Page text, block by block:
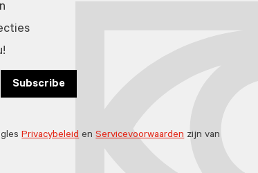
Subscribe
PrivacybeleidenServicevoorwaardenzijn van